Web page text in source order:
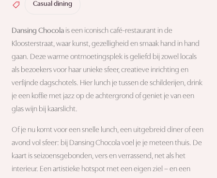
Casual dining
Dansing Chocola is een iconisch café-restaurant in de
Kloosterstraat, waar kunst, gezelligheid en smaak hand in hand
gaan. Deze warme ontmoetingsplek is geliefd bij zowel locals
als bezoekers voor haar unieke sfeer, creatieve inrichting en
verfijnde dagschotels. Hier lunch je tussen de schilderijen, drink
je een koffie met jazz op de achtergrond of geniet je van een
glas wijn bij kaarslicht.
Of je nu komt voor een snelle lunch, een uitgebreid diner of een
avond vol sfeer: bij Dansing Chocola voel je je meteen thuis. De
kaart is seizoensgebonden, vers en verrassend, net als het
interieur. Een artistieke hotspot met een eigen ziel – en een